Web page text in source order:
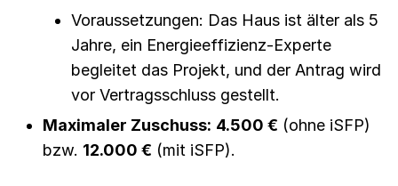
Voraussetzungen: Das Haus ist älter als 5
Jahre, ein Energieeffizienz-Experte
begleitet das Projekt, und der Antrag wird
vor Vertragsschluss gestellt.
Maximaler Zuschuss: 4.500 € (ohne iSFP)
bzw. 12.000 € (mit iSFP).